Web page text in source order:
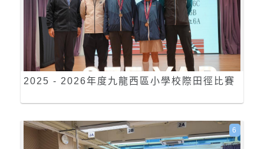
2025 - 2026年度九龍西區小學校際田徑比賽
6